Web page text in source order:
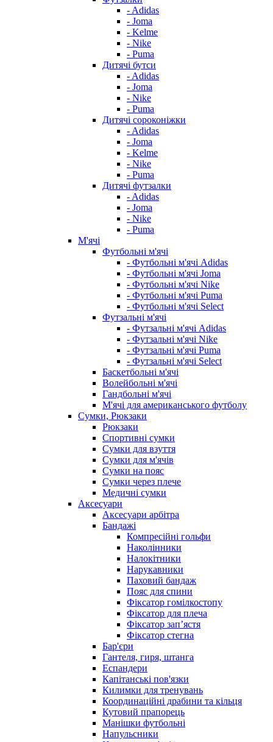
- Adidas
- Joma
- Kelme
- Nike
- Puma
Дитячі бутси
- Adidas
- Joma
- Nike
- Puma
Дитячі сороконіжки
- Adidas
- Joma
- Kelme
- Nike
- Puma
Дитячі футзалки
- Adidas
- Joma
- Nike
- Puma
М'ячі
Футбольні м'ячі
- Футбольні м'ячі Adidas
- Футбольні м'ячі Joma
- Футбольні м'ячі Nike
- Футбольні м'ячі Puma
- Футбольні м'ячі Select
Футзальні м'ячі
- Футзальні м'ячі Adidas
- Футзальні м'ячі Nike
- Футзальні м'ячі Puma
- Футзальні м'ячі Select
Баскетбольні м'ячі
Волейбольні м'ячі
Гандбольні м'ячі
М'ячі для американського футболу
Сумки, Рюкзаки
Рюкзаки
Спортивні сумки
Сумки для взуття
Сумки для м'ячів
Сумки на пояс
Сумки через плече
Медичні сумки
Аксесуари
Аксесуари арбітра
Бандажі
Компресійні гольфи
Наколінники
Налокітники
Нарукавники
Паховий бандаж
Пояс для спини
Фіксатор гомілкостопу
Фіксатор для плеча
Фіксатор запʼястя
Фіксатор стегна
Бар'єри
Гантеля, гиря, штанга
Еспандери
Капітанські пов'язки
Килимки для тренувань
Координаційні драбини та кільця
Кутовий прапорець
Манішки футбольні
Напульсники